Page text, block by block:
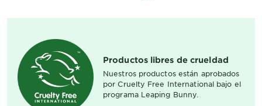
Productos libres de crueldad
Nuestros productos están aprobados
por Cruelty Free International bajo el
programa Leaping Bunny.